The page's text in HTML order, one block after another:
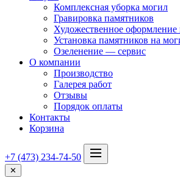
Комплексная уборка могил
Гравировка памятников
Художественное оформление
Установка памятников на
Озеленение — сервис
О компании
Производство
Галерея работ
Отзывы
Порядок оплаты
Контакты
Корзина
+7 (473) 234-74-50
✕